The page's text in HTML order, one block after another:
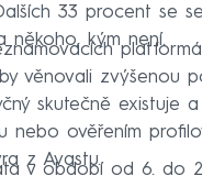
33 procent se
někoho, kým není.
věnovali zvýšenou
skutečně existuje
nebo ověřením
z Avastu.
v období od 6. do